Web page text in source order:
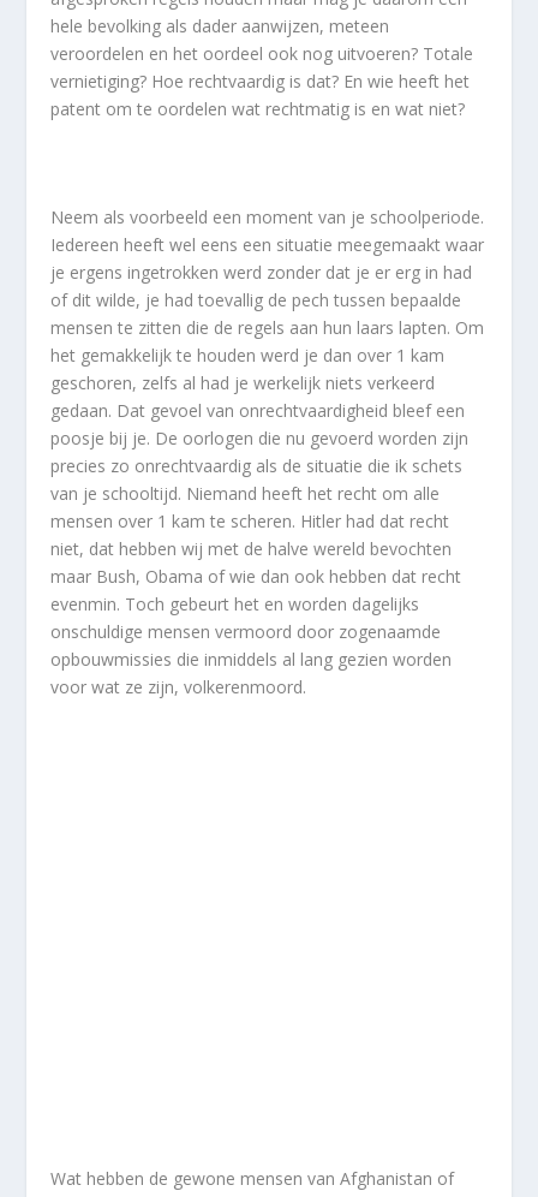
hele bevolking als dader aanwijzen, meteen
veroordelen en het oordeel ook nog uitvoeren? Totale
vernietiging? Hoe rechtvaardig is dat? En wie heeft het
patent om te oordelen wat rechtmatig is en wat niet?
Neem als voorbeeld een moment van je schoolperiode.
Iedereen heeft wel eens een situatie meegemaakt waar
je ergens ingetrokken werd zonder dat je er erg in had
of dit wilde, je had toevallig de pech tussen bepaalde
mensen te zitten die de regels aan hun laars lapten. Om
het gemakkelijk te houden werd je dan over 1 kam
geschoren, zelfs al had je werkelijk niets verkeerd
gedaan. Dat gevoel van onrechtvaardigheid bleef een
poosje bij je. De oorlogen die nu gevoerd worden zijn
precies zo onrechtvaardig als de situatie die ik schets
van je schooltijd. Niemand heeft het recht om alle
mensen over 1 kam te scheren. Hitler had dat recht
niet, dat hebben wij met de halve wereld bevochten
maar Bush, Obama of wie dan ook hebben dat recht
evenmin. Toch gebeurt het en worden dagelijks
onschuldige mensen vermoord door zogenaamde
opbouwmissies die inmiddels al lang gezien worden
voor wat ze zijn, volkerenmoord.
Wat hebben de gewone mensen van Afghanistan of